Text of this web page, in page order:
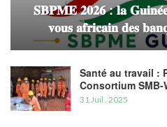
𝐒𝐁𝐏𝐌𝐄 𝟐𝟎𝟐𝟔 : 𝐥𝐚
𝐯𝐨𝐮𝐬 𝐚𝐟𝐫𝐢𝐜𝐚𝐢𝐧 𝐝𝐞𝐬
Santé au travail :
Consortium
31 Juil , 2025